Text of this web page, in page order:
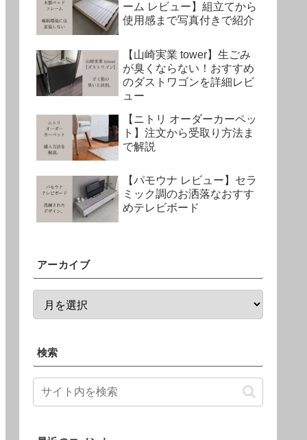
ーム レビュー】組立てから
使用感まで写真付きで紹介
【山崎実業 tower】生ごみ
が臭くならない！おすすめ
のダストワゴンを詳細レビ
ュー
【ニトリ オーダーカーペッ
ト】注文から受取り方法ま
で解説
【パモウナ レビュー】セラ
ミック調のお洒落なおすす
めテレビボード
アーカイブ
検索